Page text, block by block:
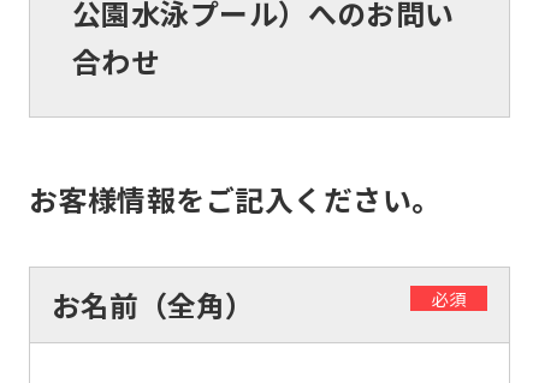
公園水泳プール）へのお問い
合わせ
お客様情報をご記入ください。
お名前（全角） 必須